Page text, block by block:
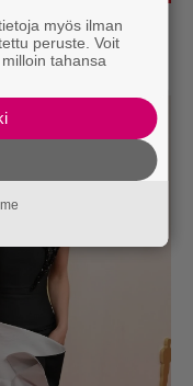
mekollaan.
myös ilman
peruste. Voit
tahansa